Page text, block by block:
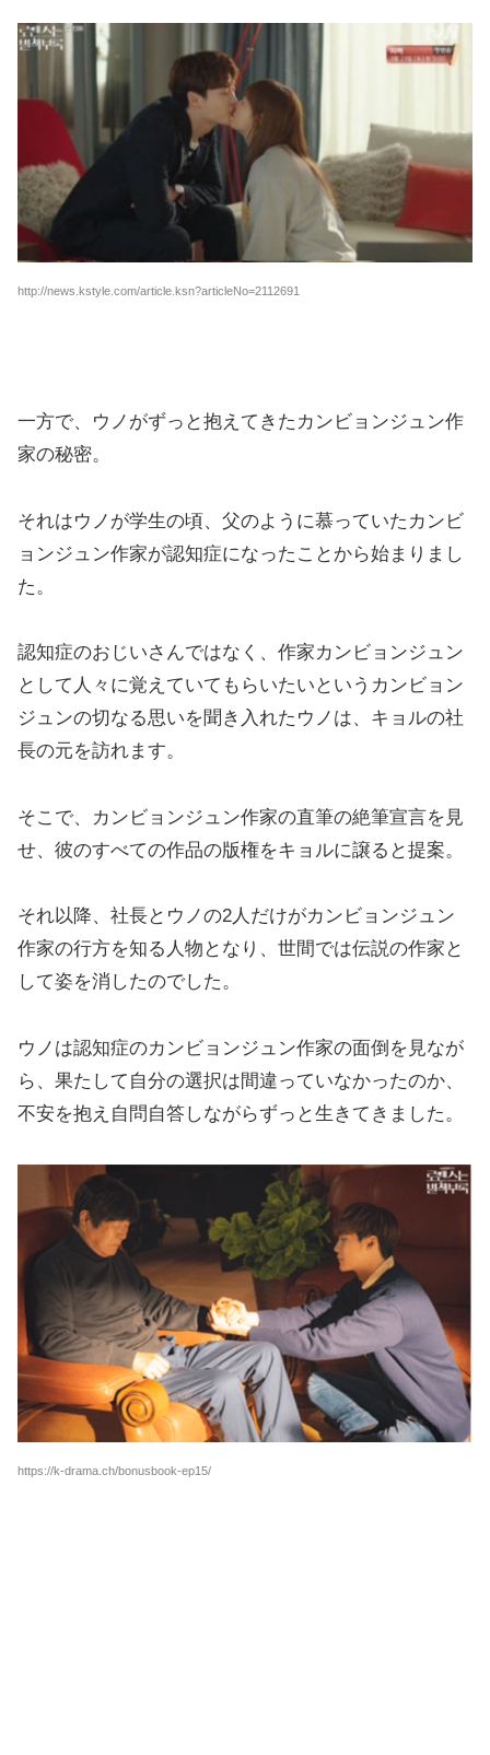
http://news.kstyle.com/article.ksn?articleNo=2112691
一方で、ウノがずっと抱えてきたカンビョンジュン作
家の秘密。
それはウノが学生の頃、父のように慕っていたカンビ
ョンジュン作家が認知症になったことから始まりまし
た。
認知症のおじいさんではなく、作家カンビョンジュン
として人々に覚えていてもらいたいというカンビョン
ジュンの切なる思いを聞き入れたウノは、キョルの社
長の元を訪れます。
そこで、カンビョンジュン作家の直筆の絶筆宣言を見
せ、彼のすべての作品の版権をキョルに譲ると提案。
それ以降、社長とウノの2人だけがカンビョンジュン
作家の行方を知る人物となり、世間では伝説の作家と
して姿を消したのでした。
ウノは認知症のカンビョンジュン作家の面倒を見なが
ら、果たして自分の選択は間違っていなかったのか、
不安を抱え自問自答しながらずっと生きてきました。
https://k-drama.ch/bonusbook-ep15/